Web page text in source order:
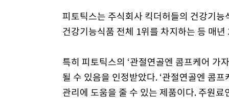
피토틱스는 주식회사 킥더허들의 건강기
건강기능식품 전체 1위를 차지하는 등 매
특히 피토틱스의 ‘관절연골엔 콤프케어 가
될 수 있음을 인정받았다. ‘관절연골엔 콤
관리에 도움을 줄 수 있는 제품이다. 주원